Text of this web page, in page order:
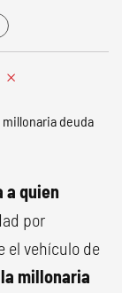
a quien
por
el vehículo de
la millonaria